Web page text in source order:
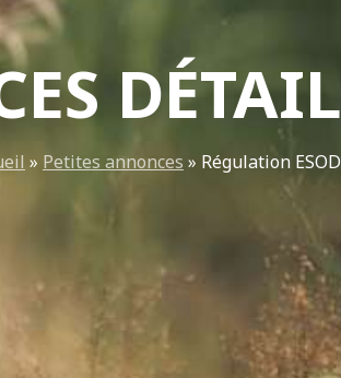
DÉTAIL
» Petites annonces » Régulation ESOD